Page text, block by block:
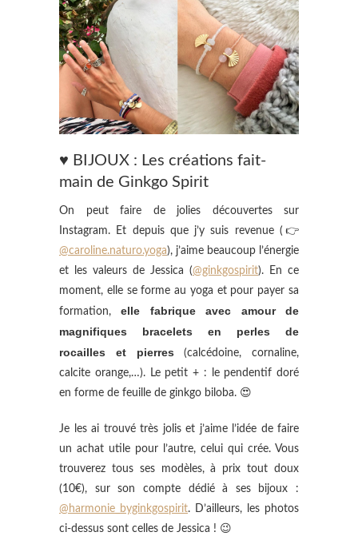
♥ BIJOUX : Les créations fait-
main de Ginkgo Spirit
On peut faire de jolies découvertes sur
Instagram. Et depuis que j’y suis revenue (👉
@caroline.naturo.yoga), j’aime beaucoup l’énergie
et les valeurs de Jessica (@ginkgospirit). En ce
moment, elle se forme au yoga et pour payer sa
formation,elle fabrique avec amour de
magnifiques bracelets en perles de
rocailles et pierres (calcédoine, cornaline,
calcite orange,…). Le petit + : le pendentif doré
en forme de feuille de ginkgo biloba. 😍
Je les ai trouvé très jolis et j’aime l’idée de faire
un achat utile pour l’autre, celui qui crée. Vous
trouverez tous ses modèles, à prix tout doux
(10€), sur son compte dédié à ses bijoux :
@harmonie_byginkgospirit. D’ailleurs, les photos
ci-dessus sont celles de Jessica ! 😉